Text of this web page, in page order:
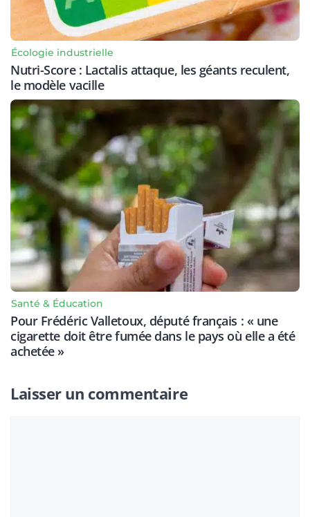
Écologie industrielle
Nutri-Score : Lactalis attaque, les géants reculent,
le modèle vacille
Santé & Éducation
Pour Frédéric Valletoux, député français : « une
cigarette doit être fumée dans le pays où elle a été
achetée »
Laisser un commentaire